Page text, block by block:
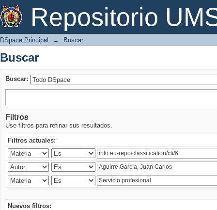
Repositorio
Buscar
DSpace Principal → Buscar
Buscar
Buscar:
Filtros
Use filtros para refinar sus resultados.
Filtros actuales:
Nuevos filtros: